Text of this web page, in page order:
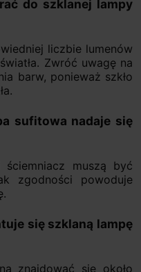
do szklanej lampy
liczbie lumenów
Zwróć uwagę na
barw, ponieważ szkło
sufitowa nadaje się
ściemniacz muszą być
zgodności powoduje
się szklaną lampę
znajdować się około